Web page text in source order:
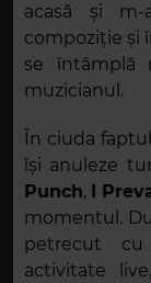
acasă și
compoziție și
se întâmplă
muzicianul.
În ciuda
își anuleze
Punch, I
momentul.
petrecut cu
activitate